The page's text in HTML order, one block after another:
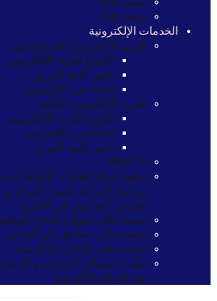
منصة Ask
الخدمات الإلكترونية
البريد الالكتروني للمستخدمين
الولوج للبريد الالكتروني
تغيير كلمة المرور
إنشاء بريد الكتروني
البريد الالكتروني للطلبة
الولوج للبريد الالكتروني
إنشاء بريد الكتروني
تغيير كلمة المرور
Web TV
منصة ايداع الطلبات للاستفادة من
برنامج الحركية قصيرة المدى و
تحسين المستوى في الخارج
منصة طلب شهادة النجاح الوطنية
منصة طلب تسجيل في الماستر
منصة طلب الإجازة الأكاديمية
طلب استئناف الدراسة و الادماج
بعد العطلة الأكاديمية